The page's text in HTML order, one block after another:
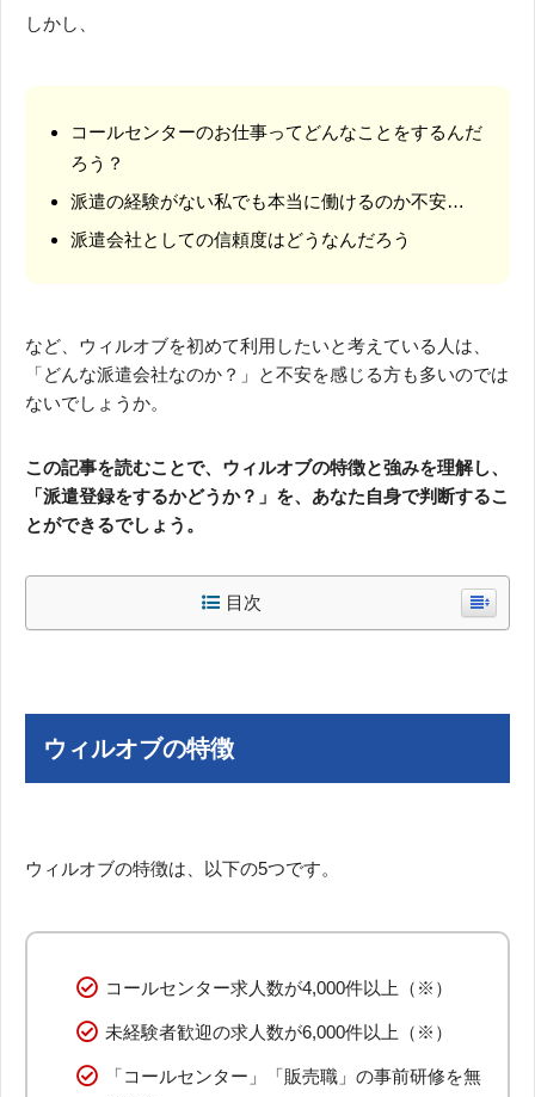
しかし、
コールセンターのお仕事ってどんなことをするんだ
ろう？
派遣の経験がない私でも本当に働けるのか不安…
派遣会社としての信頼度はどうなんだろう
など、ウィルオブを初めて利用したいと考えている人は、
「どんな派遣会社なのか？」と不安を感じる方も多いのでは
ないでしょうか。
この記事を読むことで、ウィルオブの特徴と強みを理解し、
「派遣登録をするかどうか？」を、あなた自身で判断するこ
とができるでしょう。
目次
ウィルオブの特徴
ウィルオブの特徴は、以下の5つです。
コールセンター求人数が4,000件以上（※）
未経験者歓迎の求人数が6,000件以上（※）
「コールセンター」「販売職」の事前研修を無